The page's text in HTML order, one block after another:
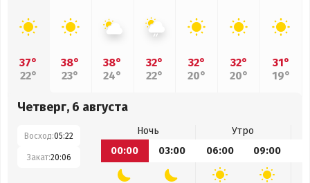
37°
22°
38°
23°
38°
24°
32°
22°
32°
20°
32°
20°
31°
19°
Четверг, 6 августа
Восход:05:22
Закат:20:06
Ночь
Утро
00:00
03:00 06:00 09:00